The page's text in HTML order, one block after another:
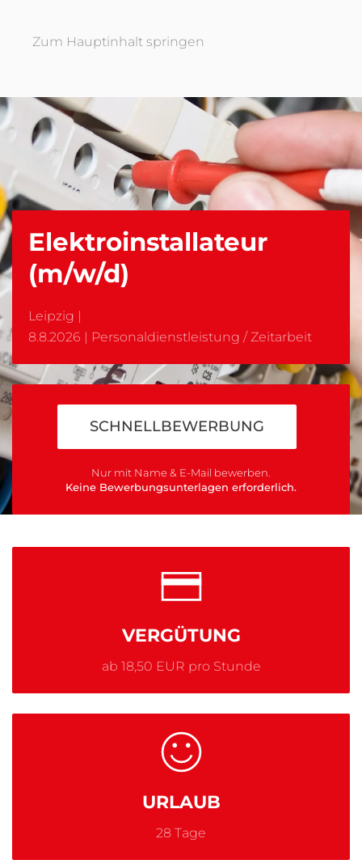
Zum Hauptinhalt springen
Elektroinstallateur
(m/w/d)
Leipzig |
8.8.2026 | Personaldienstleistung / Zeitarbeit
SCHNELLBEWERBUNG
Nur mit Name & E-Mail bewerben.
Keine Bewerbungsunterlagen erforderlich.
VERGÜTUNG
ab 18,50 EUR pro Stunde
URLAUB
28 Tage